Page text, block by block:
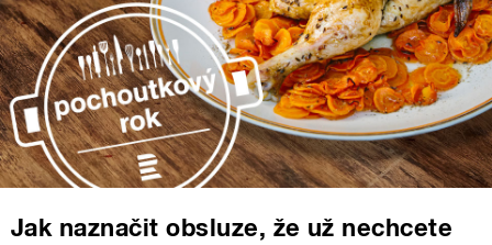
Jak naznačit obsluze, že už nechcete